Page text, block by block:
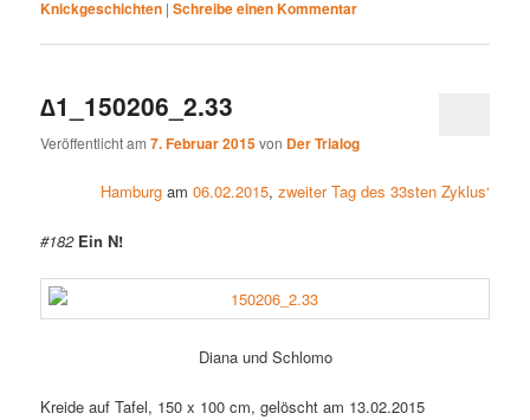
Knickgeschichten |Schreibe einen Kommentar
∆1_150206_2.33
Veröffentlicht am7. Februar 2015von Der Trialog
Hamburgam 06.02.2015, zweiter Tag des 33sten Zyklus‘
#182 Ein N!
Diana und Schlomo
Kreide auf Tafel, 150 x 100 cm, gelöscht am 13.02.2015